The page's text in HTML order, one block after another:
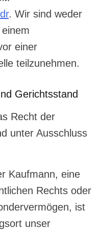
. Wir sind weder
einer
teilzunehmen.
Gerichtsstand
Recht der
unter Ausschluss
Kaufmann, eine
Rechts oder
ist
unser